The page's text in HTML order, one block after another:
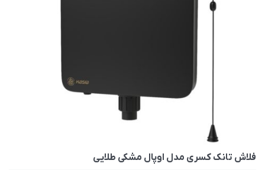
فلاش تانک کسری مدل اوپال مشکی طلایی